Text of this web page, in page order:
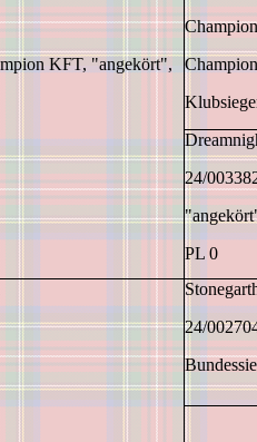
KFT, "angekört",
24/
PL 0
24/